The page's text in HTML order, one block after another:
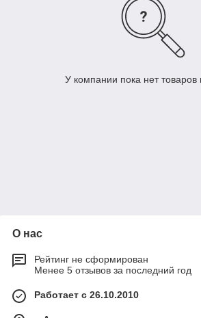
У компании пока нет товаров
О нас
Рейтинг не сформирован
Менее 5 отзывов за последний год
Работает с 26.10.2010